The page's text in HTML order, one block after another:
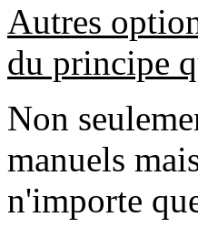
Autres
du principe
Non
manuels
n'importe